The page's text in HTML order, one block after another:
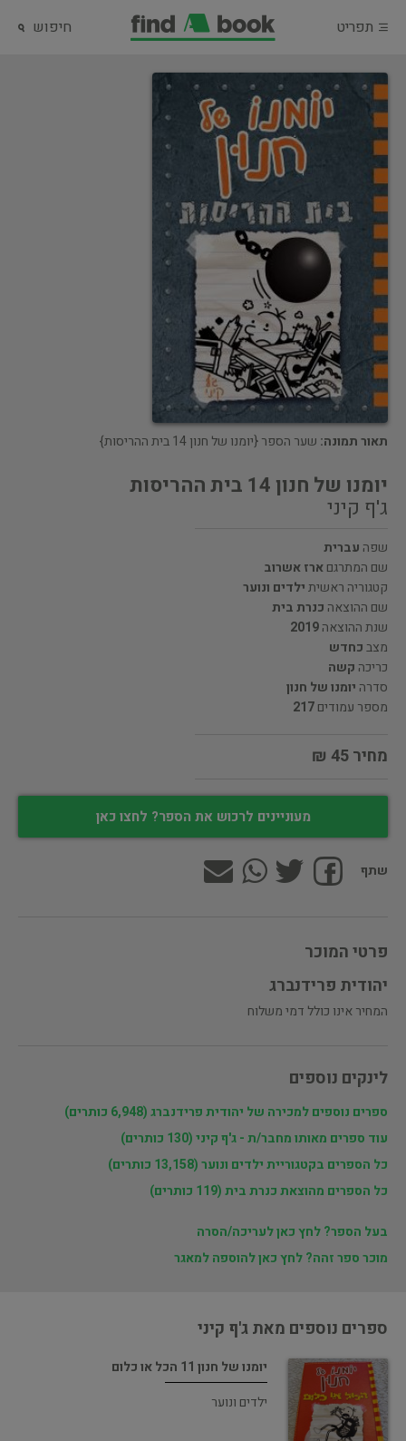
תפריט חיפוש
תאור תמונה: שער הספר {יומנו של חנון 14 בית ההריסות}
יומנו של חנון 14 בית ההריסות
ג'ף קיני
שפה עברית
שם המתרגםארז אשרוב
קטגוריה ראשיתילדים ונוער
שם ההוצאה כנרת בית
שנת ההוצאה2019
מצבכחדש
כריכה קשה
סדרה יומנו של חנון
מספר עמודים217
מחיר 45 ₪
מעוניינים לרכוש את הספר? לחצו כאן
שתף
פרטי המוכר
יהודית פרידנברג
המחיר אינו כולל דמי משלוח
לינקים נוספים
ספרים נוספים למכירה של יהודית פרידנברג (6,948 כותרים)
עוד ספרים מאותו מחבר/ת - ג'ף קיני (130 כותרים)
כל הספרים בקטגוריית ילדים ונוער (13,158 כותרים)
כל הספרים מהוצאת כנרת בית (119 כותרים)
בעל הספר? לחץ כאן לעריכה/הסרה
מוכר ספר זהה? לחץ כאן להוספה למאגר
ספרים נוספים מאת ג'ף קיני
יומנו של חנון 11 הכל או כלום
ילדים ונוער